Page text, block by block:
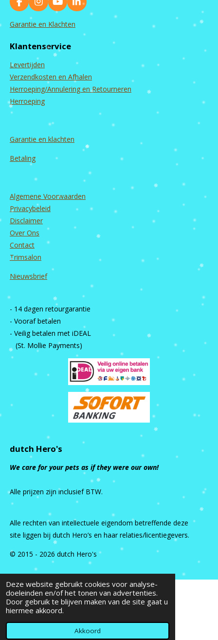
Deze website gebruikt cookies voor analyse-
doeleinden en/of het tonen van advertenties.
Door gebruik te blijven maken van de site gaat u
hiermee akkoord.
Akkoord
F
a
c
o
k
I
n
s
g
r
a
m
Y
o
u
b
e
L
i
n
Garantie en Klachten
Klantenservice
Levertijden
Verzendkosten en Afhalen
Herroeping/Annulering en Retourneren
Herroeping
Garantie en klachten
Betaling
Algemene Voorwaarden
Privacybeleid
Disclaimer
Over Ons
Contact
Trimsalon
Nieuwsbrief
- 14 dagen retourgarantie
- Vooraf betalen
- Veilig betalen met iDEAL
(St. Mollie Payments)
dutch Hero's
We care for your pets as if they were our own!
Alle prijzen zijn inclusief BTW.
Alle rechten van intellectuele eigendom betreffende deze
site liggen bij dutch Hero’s en haar relaties/licentiegevers.
© 2015 - 2026 dutch Hero's